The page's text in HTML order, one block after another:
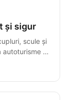
și sigur
scule și
autoturisme și